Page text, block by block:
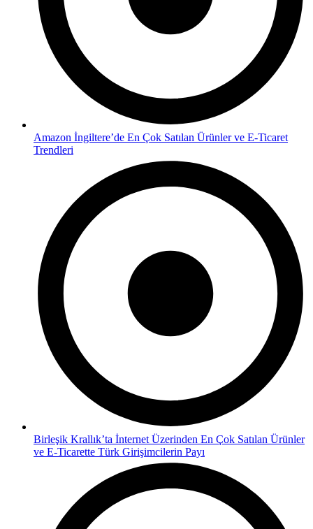
Amazon İngiltere’de En Çok Satılan Ürünler ve E-Ticaret
Trendleri
Birleşik Krallık’ta İnternet Üzerinden En Çok Satılan Ürünler
ve E-Ticarette Türk Girişimcilerin Payı